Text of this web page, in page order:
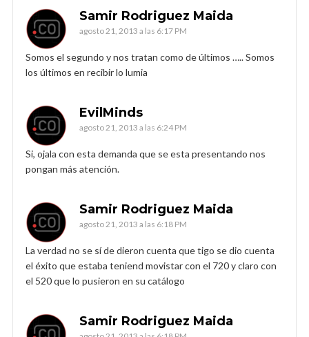
Samir Rodriguez Maida
agosto 21, 2013 a las 6:17 PM
Somos el segundo y nos tratan como de últimos ….. Somos
los últimos en recibir lo lumia
EvilMinds
agosto 21, 2013 a las 6:24 PM
Si, ojala con esta demanda que se esta presentando nos
pongan más atención.
Samir Rodriguez Maida
agosto 21, 2013 a las 6:18 PM
La verdad no se sí de dieron cuenta que tigo se dio cuenta
el éxito que estaba teniend movistar con el 720 y claro con
el 520 que lo pusieron en su catálogo
Samir Rodriguez Maida